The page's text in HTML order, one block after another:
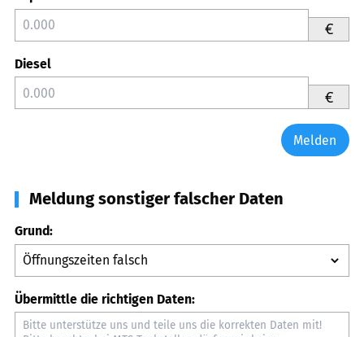
€
Diesel
€
Melden
Meldung sonstiger falscher Daten
Grund:
Übermittle die richtigen Daten: